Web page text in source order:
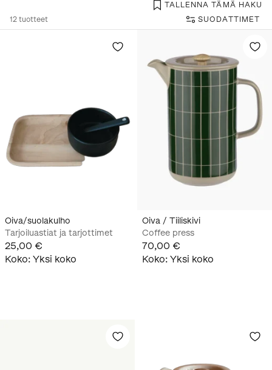
TALLENNA TÄMÄ HAKU
12 tuotteet SUODATTIMET
Oiva/suolakulho
Tarjoiluastiat ja tarjottimet
25,00 €
Koko: Yksi koko
Oiva / Tiiliskivi
Coffee press
70,00 €
Koko: Yksi koko